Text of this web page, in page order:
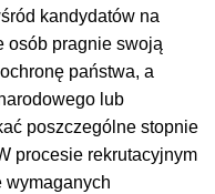
kandydatów na
osób pragnie swoją
państwa, a
lub
poszczególne stopnie
procesie rekrutacyjnym
wymaganych